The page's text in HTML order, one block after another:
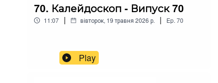
70. Калейдоскоп - Випуск 70
11:07 | вівторок, 19 травня 2026 р. | Ep. 70
Play